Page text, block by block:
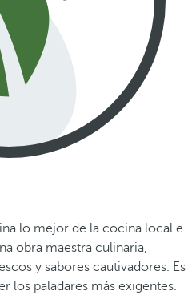
lo mejor de la cocina local e
obra maestra culinaria,
y sabores cautivadores. Es
los paladares más exigentes.